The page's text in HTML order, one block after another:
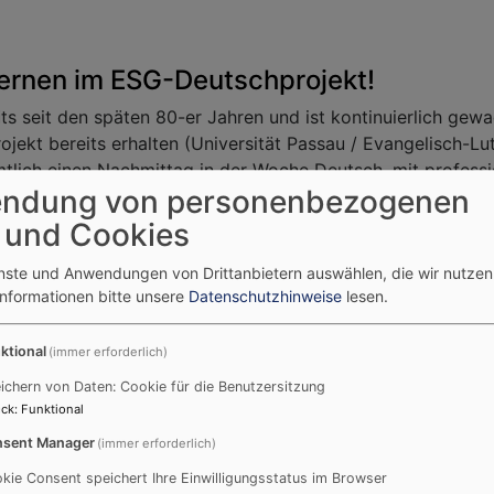
im ESG-Deutschprojekt!
seit den späten 80-er Jahren und ist kontinuierlich
bereits erhalten (Universität Passau / Evangelisch-
einen Nachmittag in der Woche Deutsch, mit
sich engagieren wollen!
Team 1,5h Deutsch unterrichten?
und sind aus den unterschiedlichsten Gründen in
von personenbezogenen
Cookies
und Anwendungen von Drittanbietern auswählen, die wir
bitte unsere Datenschutzhinweise lesen.
(immer erforderlich)
von Daten: Cookie für die Benutzersitzung
: Funktional
Manager (immer erforderlich)
Consent speichert Ihre Einwilligungsstatus im Browser